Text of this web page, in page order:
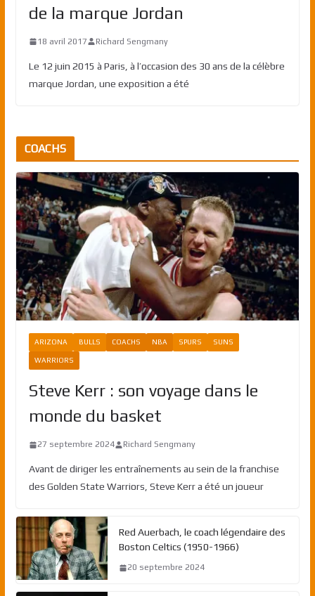
de la marque Jordan
18 avril 2017 Richard Sengmany
Le 12 juin 2015 à Paris, à l’occasion des 30 ans de la célèbre
marque Jordan, une exposition a été
COACHS
ARIZONA BULLS COACHS NBA SPURS SUNS
WARRIORS
Steve Kerr : son voyage dans le
monde du basket
27 septembre 2024 Richard Sengmany
Avant de diriger les entraînements au sein de la franchise
des Golden State Warriors, Steve Kerr a été un joueur
Red Auerbach, le coach légendaire des
Boston Celtics (1950-1966)
20 septembre 2024